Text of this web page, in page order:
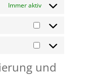
Immer aktiv
Statistiken
Marketing
und